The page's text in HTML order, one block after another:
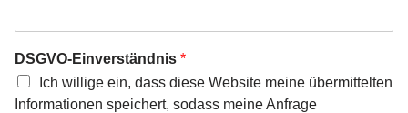
DSGVO-Einverständnis *
Ich willige ein, dass diese Website meine übermittelten
Informationen speichert, sodass meine Anfrage